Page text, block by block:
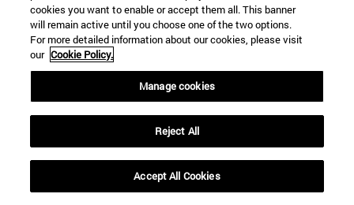
Más información
cookies you want to enable or accept them all. This banner
will remain active until you choose one of the two options.
For more detailed information about our cookies, please visit
our Cookie Policy.
Manage cookies
Reject All
Accept All Cookies